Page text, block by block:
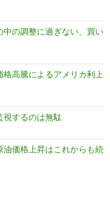
中の調整に過ぎない、買い
高騰によるアメリカ利上
視するのは無駄
油価格上昇はこれからも続